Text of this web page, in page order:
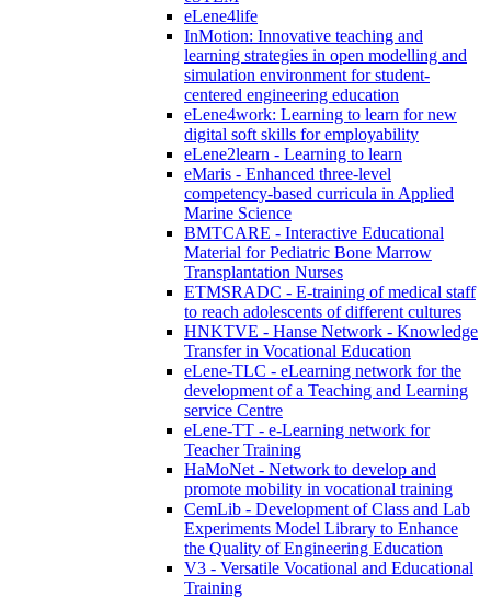
eLene4life
InMotion: Innovative teaching and
learning strategies in open modelling and
simulation environment for student-
centered engineering education
eLene4work: Learning to learn for new
digital soft skills for employability
eLene2learn - Learning to learn
eMaris - Enhanced three-level
competency-based curricula in Applied
Marine Science
BMTCARE - Interactive Educational
Material for Pediatric Bone Marrow
Transplantation Nurses
ETMSRADC - E-training of medical staff
to reach adolescents of different cultures
HNKTVE - Hanse Network - Knowledge
Transfer in Vocational Education
eLene-TLC - eLearning network for the
development of a Teaching and Learning
service Centre
eLene-TT - e-Learning network for
Teacher Training
HaMoNet - Network to develop and
promote mobility in vocational training
CemLib - Development of Class and Lab
Experiments Model Library to Enhance
the Quality of Engineering Education
V3 - Versatile Vocational and Educational
Training